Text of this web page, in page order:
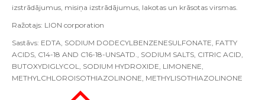
izstrādājumus, misiņa izstrādājumus, lakotas un krāsotas virsmas.
Ražotajs: LION corporation
Sastāvs: EDTA, SODIUM DODECYLBENZENESULFONATE, FATTY
ACIDS, C14-18 AND C16-18-UNSATD., SODIUM SALTS, CITRIC ACID,
BUTOXYDIGLYCOL, SODIUM HYDROXIDE, LIMONENE,
METHYLCHLOROISOTHIAZOLINONE, METHYLISOTHIAZOLINONE